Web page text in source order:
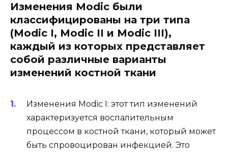
Изменения Modic были
классифицированы на три типа
(Modic I, Modic II и Modic III),
каждый из которых представляет
собой различные варианты
изменений костной ткани
Изменения Modic I: этот тип изменений
характеризуется воспалительным
процессом в костной ткани, который может
быть спровоцирован инфекцией. Это